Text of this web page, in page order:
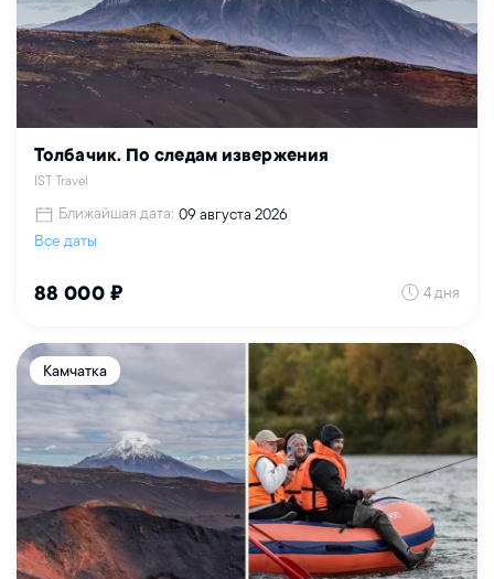
Толбачик. По следам извержения
IST Travel
Ближайшая дата: 09 августа 2026
Все даты
88 000 ₽ 4 дня
Камчатка